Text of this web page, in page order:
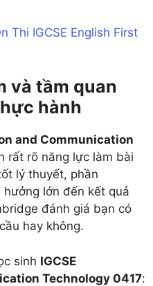
Thi IGCSE English First
và tầm quan
hành
and Communication
rất rõ năng lực làm bài
lý thuyết, phần
hưởng lớn đến kết quả
đánh giá bạn có
hay không.
sinh IGCSE
Technology 0417: